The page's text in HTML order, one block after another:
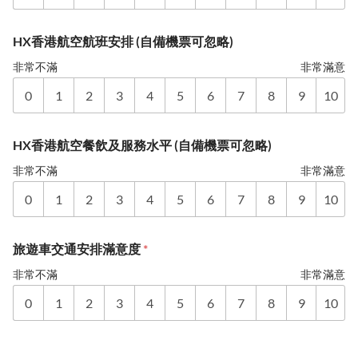
HX香港航空航班安排 (自備機票可忽略)
非常不滿 非常滿意
0 1 2 3 4 5 6 7 8 9 10
HX香港航空餐飲及服務水平 (自備機票可忽略)
非常不滿 非常滿意
0 1 2 3 4 5 6 7 8 9 10
旅遊車交通安排滿意度 *
非常不滿 非常滿意
0 1 2 3 4 5 6 7 8 9 10